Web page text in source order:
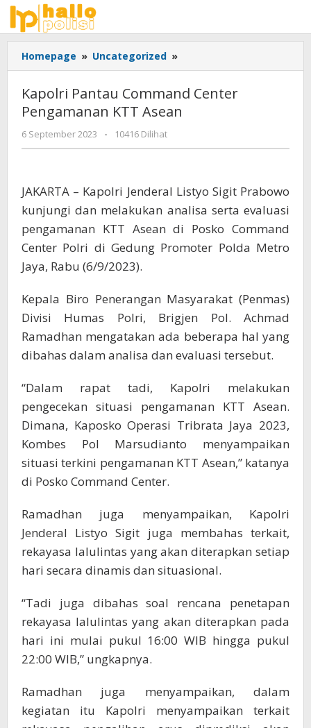
Lewati
konten
Homepage » Uncategorized »
Pantau
Center
Pengamanan
Kapolri Pantau Command Center
Pengamanan KTT Asean
6 September 2023
oleh
Adhis
- 10416 Dilihat
JAKARTA – Kapolri Jenderal Listyo Sigit Prabowo
kunjungi dan melakukan analisa serta evaluasi
pengamanan KTT Asean di Posko Command
Center Polri di Gedung Promoter Polda Metro
Jaya, Rabu (6/9/2023).
Kepala Biro Penerangan Masyarakat (Penmas)
Divisi Humas Polri, Brigjen Pol. Achmad
Ramadhan mengatakan ada beberapa hal yang
dibahas dalam analisa dan evaluasi tersebut.
“Dalam rapat tadi, Kapolri melakukan
pengecekan situasi pengamanan KTT Asean.
Dimana, Kaposko Operasi Tribrata Jaya 2023,
Kombes Pol Marsudianto menyampaikan
situasi terkini pengamanan KTT Asean,” katanya
di Posko Command Center.
Ramadhan juga menyampaikan, Kapolri
Jenderal Listyo Sigit juga membahas terkait,
rekayasa lalulintas yang akan diterapkan setiap
hari secara dinamis dan situasional.
“Tadi juga dibahas soal rencana penetapan
rekayasa lalulintas yang akan diterapkan pada
hari ini mulai pukul 16:00 WIB hingga pukul
22:00 WIB,” ungkapnya.
Ramadhan juga menyampaikan, dalam
kegiatan itu Kapolri menyampaikan terkait